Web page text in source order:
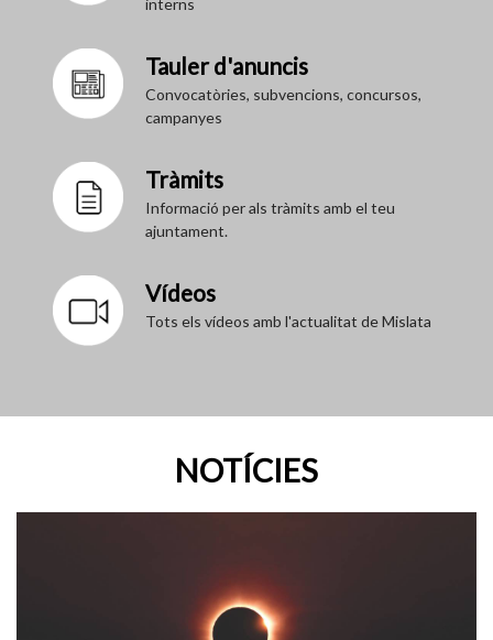
Tauler d'anuncis
Convocatòries, subvencions, concursos,
campanyes
Tràmits
Informació per als tràmits amb el teu
ajuntament.
Vídeos
Tots els vídeos amb l'actualitat de Mislata
NOTÍCIES